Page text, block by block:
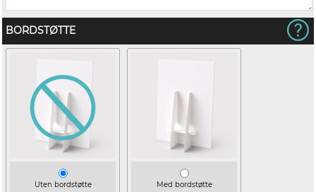
BORDSTØTTE
Uten bordstøtte
Med bordstøtte